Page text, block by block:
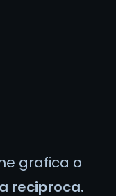
grafica o
reciproca.